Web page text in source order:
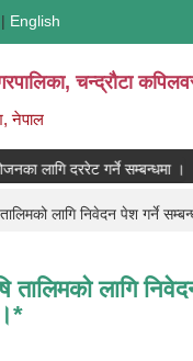
English
चन्द्राैटा
नेपाल
लागि दररेट गर्ने सम्बन्धमा ।
लागि निवेदन पेश गर्ने
तालिमको लागि